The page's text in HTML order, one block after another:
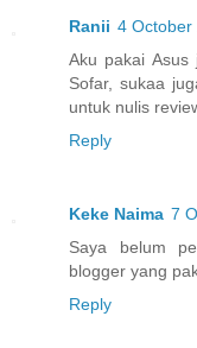
Ranii 4 October
Aku pakai Asus
Sofar, sukaa
untuk nulis
Reply
Keke Naima 7
Saya belum
blogger yang
Reply